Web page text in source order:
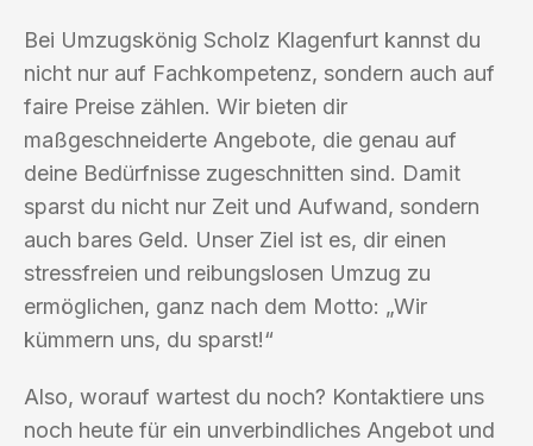
Bei Umzugskönig Scholz Klagenfurt kannst du
nicht nur auf Fachkompetenz, sondern auch auf
faire Preise zählen. Wir bieten dir
maßgeschneiderte Angebote, die genau auf
deine Bedürfnisse zugeschnitten sind. Damit
sparst du nicht nur Zeit und Aufwand, sondern
auch bares Geld. Unser Ziel ist es, dir einen
stressfreien und reibungslosen Umzug zu
ermöglichen, ganz nach dem Motto: „Wir
kümmern uns, du sparst!“
Also, worauf wartest du noch? Kontaktiere uns
noch heute für ein unverbindliches Angebot und